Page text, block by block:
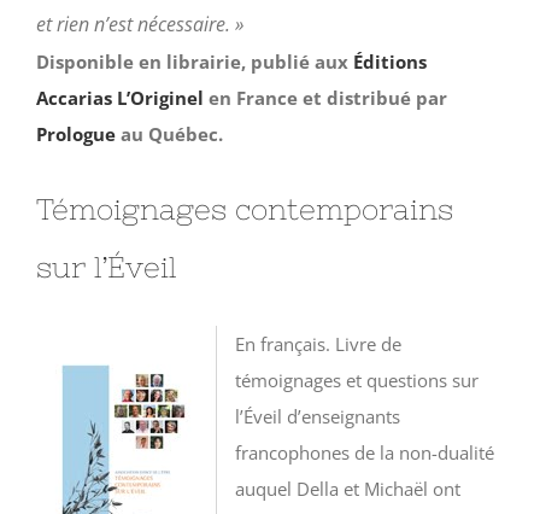
et rien n’est nécessaire. »
Disponible en librairie, publié aux Éditions
Accarias L’Originel en France et distribué par
Prologueau Québec.
Témoignages contemporains
sur l’Éveil
En français. Livre de
témoignages et questions sur
l’Éveil d’enseignants
francophones de la non-dualité
auquel Della et Michaël ont